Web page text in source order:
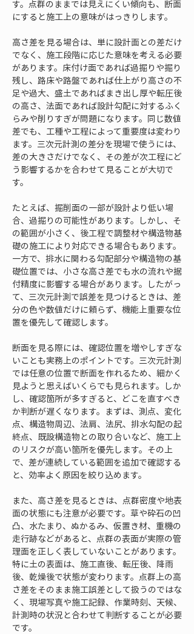
す。点群のままでは見えにくい傾向も、断面
にすると施工上の意味がはっきりします。
高さ差を見る場合は、単に設計面との差だけ
でなく、施工段階に応じた意味を考える必要
があります。床付け面であれば過掘りや掘り
残し、路床や路盤であれば仕上がり高さの不
足や過大、盛土であればまき出し厚や転圧後
の高さ、法面であれば設計勾配に対するふく
らみや削りすぎが問題になります。同じ数値
差でも、工種や工程によって重要度は変わり
ます。三次元計測の差分を現場で使うには、
差の大きさだけでなく、その差が次工程にど
う影響するかを合わせて見ることが大切で
す。
たとえば、掘削面の一部が設計より低い場
合、過掘りの可能性があります。しかし、そ
の範囲が小さく、後工程で調整材や構造物基
礎の施工により対応できる場合もあります。
一方で、排水に関わる勾配部分や構造物の基
礎位置では、小さな高さ差でも水の流れや据
付精度に影響する場合があります。したがっ
て、三次元計測で誤差を見つけるときは、差
分の色や数値だけに頼らず、機能上重要な位
置を優先して確認します。
断面を見る際には、確認位置を増やしすぎな
いことも実務上のポイントです。三次元計測
では任意の位置で断面を作れるため、細かく
見ようと思えばいくらでも見られます。しか
し、確認箇所が多すぎると、どこを直すべき
か判断が遅くなります。まずは、測点、変化
点、構造物周辺、法肩、法尻、排水勾配の起
終点、既設構造物との取り合いなど、施工上
のリスクが高い箇所を優先します。その上
で、差が連続している範囲を追加で確認する
と、効率よく原因を絞り込めます。
また、高さ差を見るときは、点群密度や地表
面の状態にも注意が必要です。草や砕石の凹
凸、水たまり、ぬかるみ、仮置き材、重機の
走行跡などがあると、点群の表面が実際の管
理面を正しく表していないことがあります。
特に土の表面は、施工直後、転圧後、降雨
後、乾燥後で状態が変わります。点群上の高
さ差をそのまま施工誤差として扱うのではな
く、現場写真や施工記録、作業時刻、天候、
計測時の状況と合わせて判断することが必要
です。